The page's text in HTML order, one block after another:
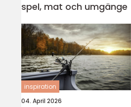
spel, mat och umgänge
inspiration
04. April 2026